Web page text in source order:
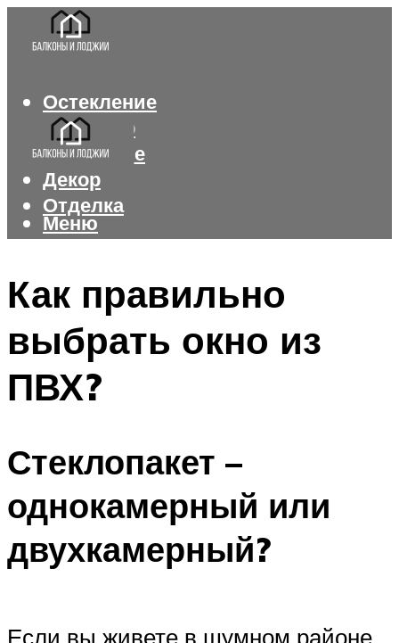
Остекление
Интерьер
Утепление
Декор
Отделка
Меню
Как правильно
выбрать окно из
ПВХ?
Стеклопакет –
однокамерный или
двухкамерный?
Если вы живете в шумном районе,